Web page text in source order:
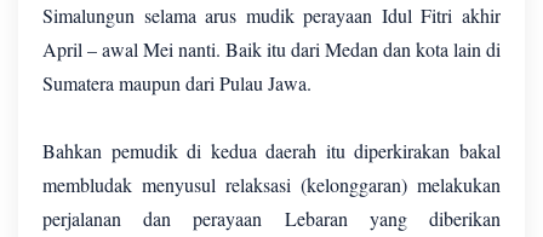
Simalungun selama arus mudik perayaan Idul Fitri akhir
April – awal Mei nanti. Baik itu dari Medan dan kota lain di
Sumatera maupun dari Pulau Jawa.
Bahkan pemudik di kedua daerah itu diperkirakan bakal
membludak menyusul relaksasi (kelonggaran) melakukan
perjalanan dan perayaan Lebaran yang diberikan